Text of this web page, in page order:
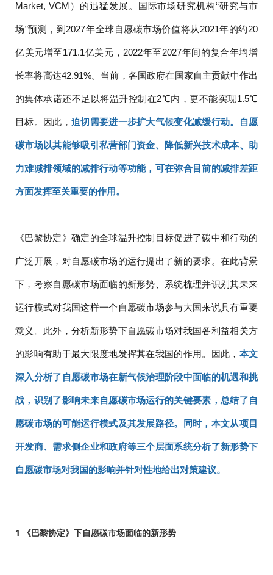
Market, VCM）的迅猛发展。国际市场研究机构“研究与市
场”预测，到2027年全球自愿碳市场价值将从2021年的约20
亿美元增至171.1亿美元，2022年至2027年间的复合年均增
长率将高达42.91%。当前，各国政府在国家自主贡献中作出
的集体承诺还不足以将温升控制在2℃内，更不能实现1.5℃
目标。因此， 迫切需要进一步扩大气候变化减缓行动。自愿
碳市场以其能够吸引私营部门资金、降低新兴技术成本、助
力难减排领域的减排行动等功能，可在弥合目前的减排差距
方面发挥至关重要的作用。
《巴黎协定》确定的全球温升控制目标促进了碳中和行动的
广泛开展，对自愿碳市场的运行提出了新的要求。在此背景
下，考察自愿碳市场面临的新形势、系统梳理并识别其未来
运行模式对我国这样一个自愿碳市场参与大国来说具有重要
意义。此外，分析新形势下自愿碳市场对我国各利益相关方
的影响有助于最大限度地发挥其在我国的作用。因此， 本文
深入分析了自愿碳市场在新气候治理阶段中面临的机遇和挑
战，识别了影响未来自愿碳市场运行的关键要素，总结了自
愿碳市场的可能运行模式及其发展路径。同时，本文从项目
开发商、需求侧企业和政府等三个层面系统分析了新形势下
自愿碳市场对我国的影响并针对性地给出对策建议。
1 《巴黎协定》下自愿碳市场面临的新形势